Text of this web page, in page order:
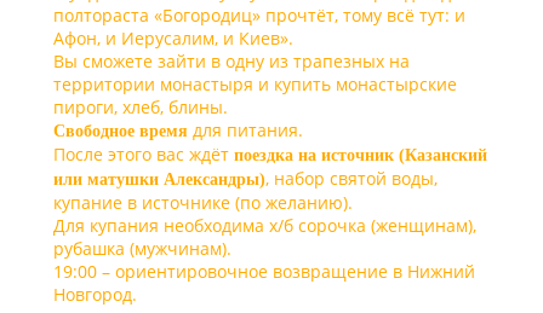
полтораста «Богородиц» прочтёт, тому всё тут: и
Афон, и Иерусалим, и Киев».
Вы сможете зайти в одну из трапезных на
территории монастыря и купить монастырские
пироги, хлеб, блины.
Свободное время для питания.
После этого вас ждёт поездка на источник (Казанский
или матушки Александры), набор святой воды,
купание в источнике (по желанию).
Для купания необходима х/б сорочка (женщинам),
рубашка (мужчинам).
19:00 – ориентировочное возвращение в Нижний
Новгород.